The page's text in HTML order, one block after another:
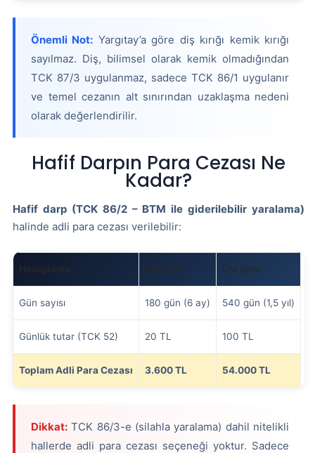
Önemli Not: Yargıtay’a göre diş kırığı kemik kırığı
sayılmaz. Diş, bilimsel olarak kemik olmadığından
TCK 87/3 uygulanmaz, sadece TCK 86/1 uygulanır
ve temel cezanın alt sınırından uzaklaşma nedeni
olarak değerlendirilir.
Hafif Darpın Para Cezası Ne
Kadar?
Hafif darp (TCK 86/2 – BTM ile giderilebilir yaralama)
halinde adli para cezası verilebilir:
Hesaplama Alt Sınır Üst Sınır
Gün sayısı 180 gün (6 ay) 540 gün (1,5 yıl)
Günlük tutar (TCK 52) 20 TL 100 TL
Toplam Adli Para Cezası 3.600 TL 54.000 TL
Dikkat: TCK 86/3-e (silahla yaralama) dahil nitelikli
hallerde adli para cezası seçeneği yoktur. Sadece